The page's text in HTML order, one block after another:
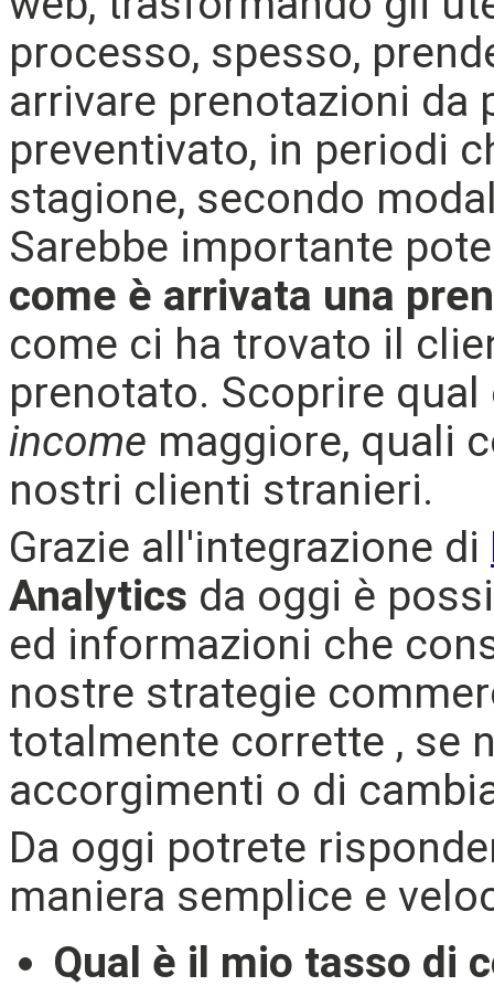
processo, spesso,
arrivare prenotazioni da
preventivato, in periodi
stagione, secondo
Sarebbe importante
come è arrivata una
come ci ha trovato il
prenotato. Scoprire
income maggiore, quali
nostri clienti stranieri.
Grazie all'integrazione di
Analytics da oggi è
ed informazioni che
nostre strategie
totalmente corrette , se
accorgimenti o di
Da oggi potrete
maniera semplice e
Qual è il mio tasso di